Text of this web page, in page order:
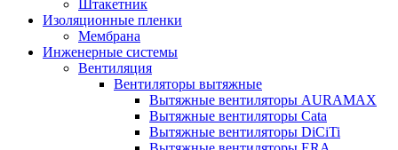
Штакетник
Изоляционные пленки
Мембрана
Инженерные системы
Вентиляция
Вентиляторы вытяжные
Вытяжные вентиляторы AURAMAX
Вытяжные вентиляторы Cata
Вытяжные вентиляторы DiCiTi